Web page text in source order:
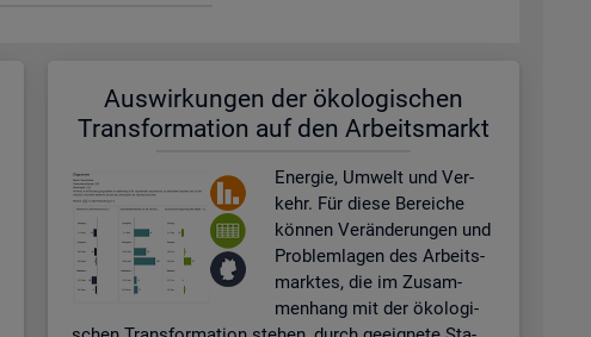
Aus­wir­kun­gen der öko­lo­gi­schen
Trans­for­ma­ti­on auf den Ar­beits­markt
En­er­gie, Um­welt und Ver­
kehr. Für diese Be­rei­che
kön­nen Ver­än­de­run­gen und
Pro­blem­la­gen des Ar­beits­
mark­tes, die im Zu­sam­
men­hang mit der öko­lo­gi­